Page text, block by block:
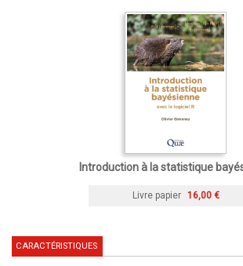
Introduction à la statistique
Livre papier 16,00 €
CARACTÉRISTIQUES